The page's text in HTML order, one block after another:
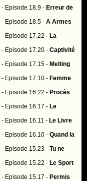
- Episode 18.9 - Erreur de
- Episode 18.5 -A Armes
- Episode 17.22 - La
- Episode 17.20 -Captivité
- Episode 17.15 - Melting
- Episode 17.10 - Femme
- Episode 16.22 - Procès
- Episode 16.17 - Le
- Episode 16.11 - Le Livre
- Episode 16.10 -Quand la
- Episode 15.23 -Tu ne
- Episode 15.22 - Le Sport
- Episode 15.17 - Permis